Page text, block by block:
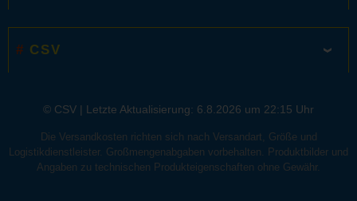
CSV
© CSV | Letzte Aktualisierung: 6.8.2026 um 22:15 Uhr
Die Versandkosten richten sich nach Versandart, Größe und
Logistikdienstleister. Großmengenabgaben vorbehalten. Produktbilder und
Angaben zu technischen Produkteigenschaften ohne Gewähr.